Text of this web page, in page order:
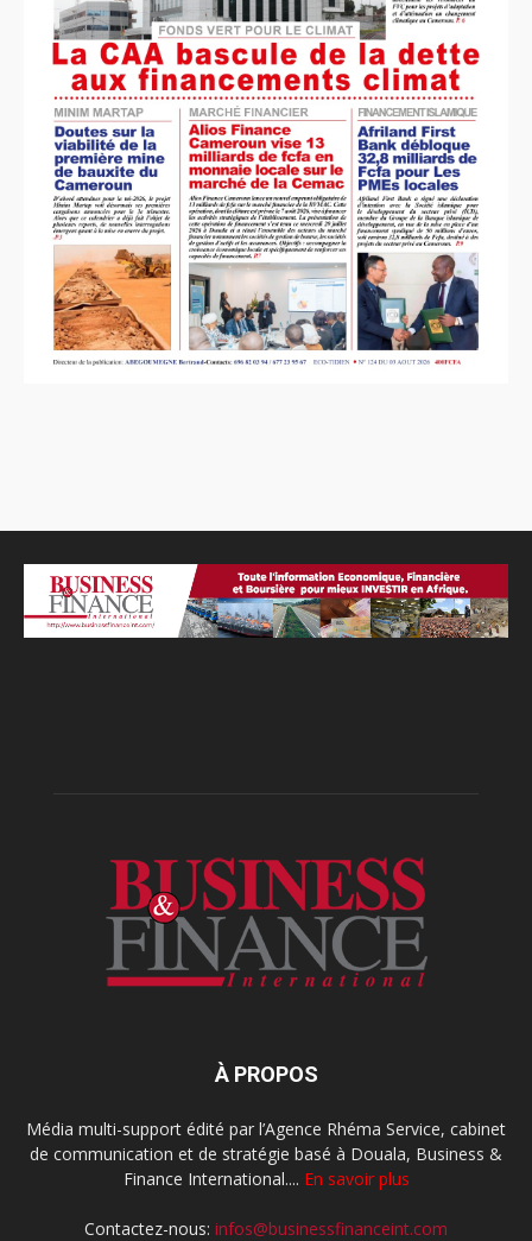
À PROPOS
Média multi-support édité par l’Agence Rhéma Service, cabinet
de communication et de stratégie basé à Douala, Business &
Finance International.... En savoir plus
Contactez-nous: infos@businessfinanceint.com